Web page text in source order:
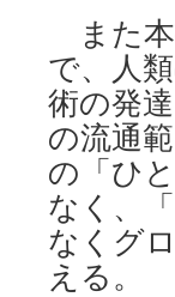
また本
で、人
術の発
の流通
の「ひ
なく、
なくグ
える。